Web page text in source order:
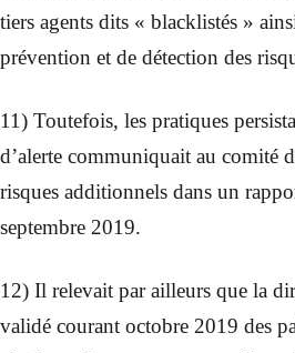
tiers agents dits « blacklistés »
prévention et de détection des
11) Toutefois, les pratiques
d’alerte communiquait au comité
risques additionnels dans un
septembre 2019.
12) Il relevait par ailleurs que la
validé courant octobre 2019 des